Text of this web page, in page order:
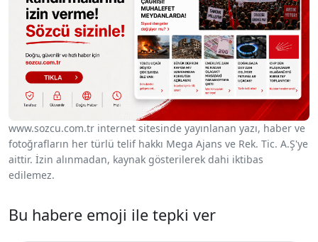
www.sozcu.com.tr internet sitesinde yayınlanan yazı, haber ve
fotoğrafların her türlü telif hakkı Mega Ajans ve Rek. Tic. A.Ş'ye
aittir. İzin alınmadan, kaynak gösterilerek dahi iktibas
edilemez.
Bu habere emoji ile tepki ver